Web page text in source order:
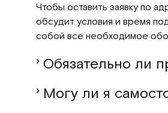
Чтобы оставить заявку по
обсудит условия и время
собой все необходимое
Обязательно ли
Могу ли я